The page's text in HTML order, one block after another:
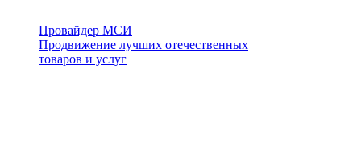
Провайдер МСИ
Продвижение лучших отечественных
товаров и услуг